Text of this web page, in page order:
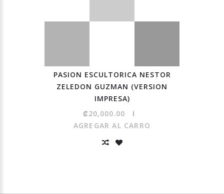
PASION ESCULTORICA NESTOR
ZELEDON GUZMAN (VERSION
IMPRESA)
₡20,000.00
AGREGAR AL CARRO